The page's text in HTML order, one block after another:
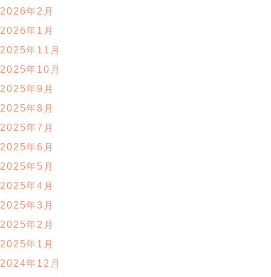
2026年2月
2026年1月
2025年11月
2025年10月
2025年9月
2025年8月
2025年7月
2025年6月
2025年5月
2025年4月
2025年3月
2025年2月
2025年1月
2024年12月